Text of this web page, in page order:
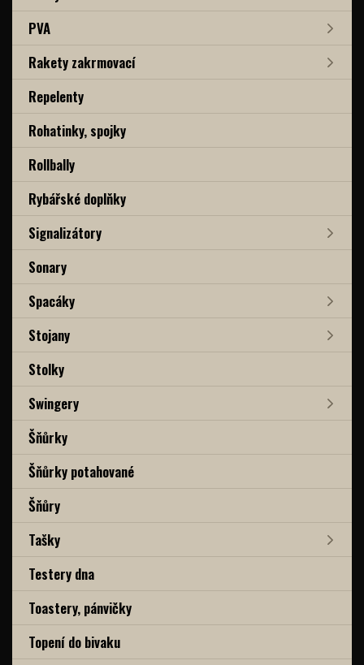
PVA
Rakety zakrmovací
Repelenty
Rohatinky, spojky
Rollbally
Rybářské doplňky
Signalizátory
Sonary
Spacáky
Stojany
Stolky
Swingery
Šňůrky
Šňůrky potahované
Šňůry
Tašky
Testery dna
Toastery, pánvičky
Topení do bivaku